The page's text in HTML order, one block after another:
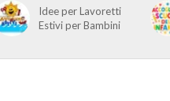
Idee per Lavoretti
Estivi per Bambini